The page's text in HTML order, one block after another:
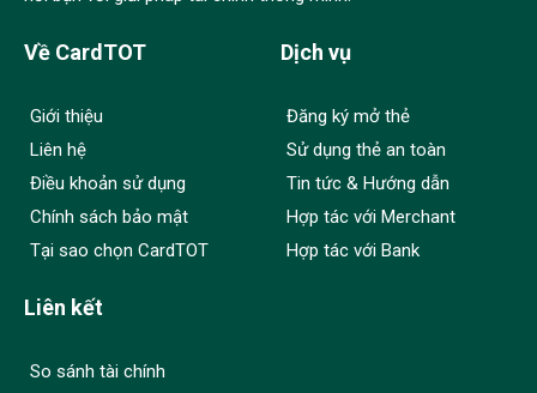
Về CardTOT
Giới thiệu
Liên hệ
Điều khoản sử dụng
Chính sách bảo mật
Tại sao chọn CardTOT
Dịch vụ
Đăng ký mở thẻ
Sử dụng thẻ an toàn
Tin tức & Hướng dẫn
Hợp tác với Merchant
Hợp tác với Bank
Liên kết
So sánh tài chính